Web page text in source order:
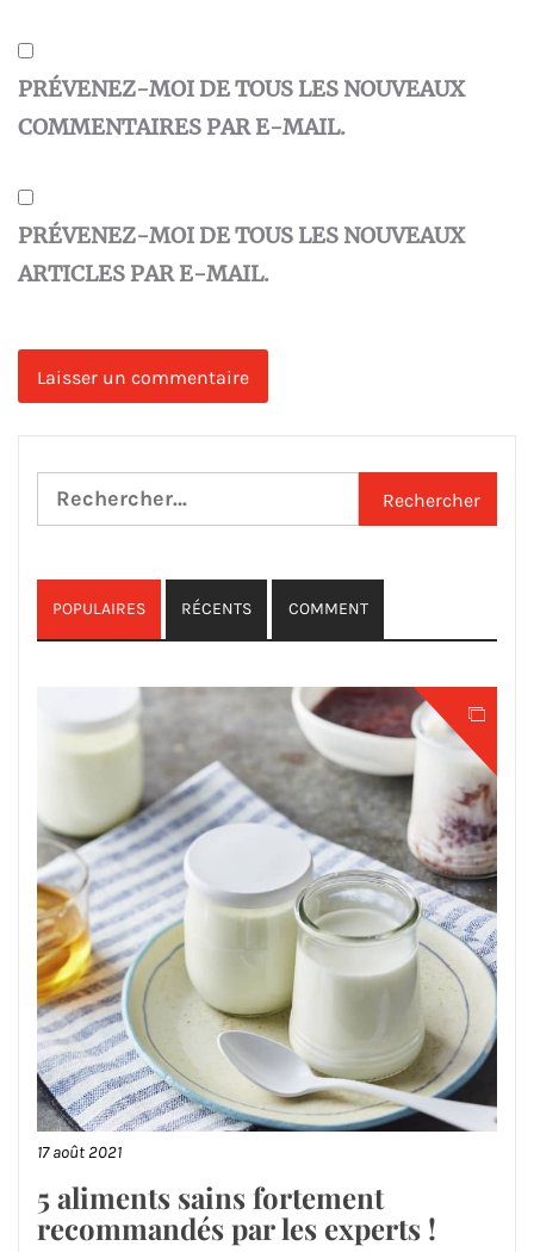
PRÉVENEZ-MOI DE TOUS LES NOUVEAUX
COMMENTAIRES PAR E-MAIL.
PRÉVENEZ-MOI DE TOUS LES NOUVEAUX
ARTICLES PAR E-MAIL.
Rechercher :
POPULAIRES RÉCENTS COMMENT
17 août 2021
5 aliments sains fortement
recommandés par les experts !